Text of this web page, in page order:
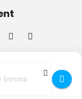
Cultural y Fiestas en
Address - Semana